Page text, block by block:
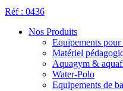
Réf : 0436
Nos Produits
Equipements pour
Matériel
Aquagym &
Water-Polo
Equipements de